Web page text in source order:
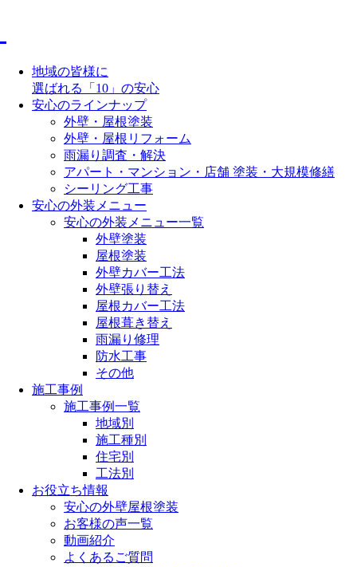
地域の皆様に
選ばれる「10」の安心
安心のラインナップ
外壁・屋根塗装
外壁・屋根リフォーム
雨漏り調査・解決
アパート・マンション・店舗 塗装・大規模修繕
シーリング工事
安心の外装メニュー
安心の外装メニュー一覧
外壁塗装
屋根塗装
外壁カバー工法
外壁張り替え
屋根カバー工法
屋根葺き替え
雨漏り修理
防水工事
その他
施工事例
施工事例一覧
地域別
施工種別
住宅別
工法別
お役立ち情報
安心の外壁屋根塗装
お客様の声一覧
動画紹介
よくあるご質問